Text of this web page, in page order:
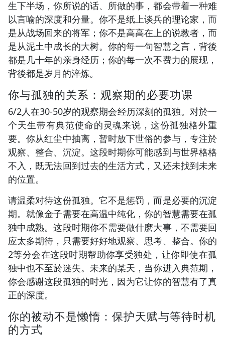
生下半场，你所说的话、所做的事，都会带着一种难
以言喻的深度和分量。你不是纸上谈兵的理论家，而
是从战场回来的将军；你不是高高在上的说教者，而
是从泥土中成长的大树。你的每一句智慧之言，背後
都是几十年的亲身经历；你的每一次不费力的展现，
背後都是岁月的淬炼。
你与孤独的关系：观察期的必要功课
6/2人在30-50岁的观察期会经历深刻的孤独。对於一
个天生带有典范使命的灵魂来说，这份孤独格外重
要。你从红尘中抽离，暂时放下世俗的参与，专注於
观察、整合、沉淀。这段时期你可能感到与世界格格
不入，既无法回到过去的生活方式，又还未找到未来
的位置。
请温柔对待这份孤独。它不是惩罚，而是必要的沉淀
期。就像金子需要在高温中纯化，你的智慧需要在孤
独中成熟。这段时期你不需要做什麽大事，不需要回
应太多期待，只需要好好地观察、思考、整合。你的
2等分会在这段时期帮助你享受独处，让你即使在孤
独中也不至於迷失。未来的某天，当你进入典范期，
你会感谢这段孤独的时光，因为它让你的智慧有了真
正的深度。
你的被动不是懒惰：保护天赋与等待时机
的方式